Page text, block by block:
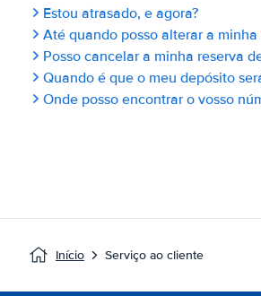
Estou atrasado, e agora?
Até quando posso alterar a minha
Posso cancelar a minha reserva
Quando é que o meu depósito
Onde posso encontrar o vosso
Início Serviço ao cliente